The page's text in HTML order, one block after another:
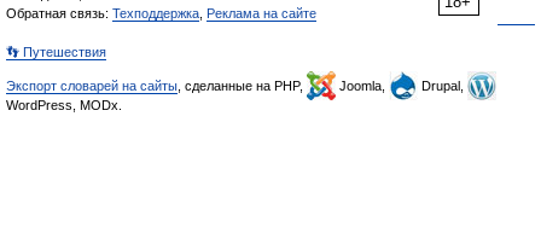
Обратная связь: Техподдержка Реклама на сайте
👣 Путешествия
Экспорт словарей на сайты , сделанные на PHP, Joomla,
Drupal,
WordPress, MODx.